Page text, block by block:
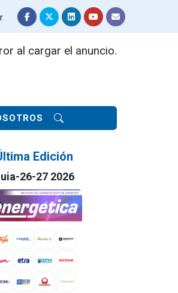
al cargar el anuncio.
Edición
26-27 2026